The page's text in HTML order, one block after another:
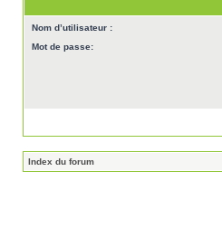
Nom d’utilisateur :
Mot de passe:
Index du forum